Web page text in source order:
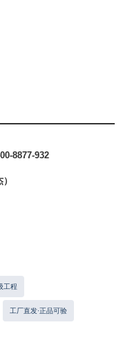
8877-932
工程
工厂直发·正品可验